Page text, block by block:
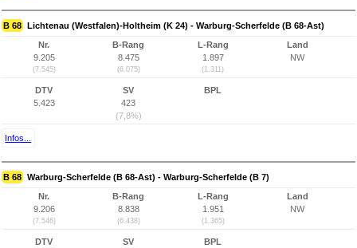
B 68 Lichtenau (Westfalen)-Holtheim (K 24) - Warburg-Scherfelde (B 68-Ast)
Nr.
9.205
(7.545)
B-Rang
8.475
(6.075)
L-Rang
1.897
(1.311)
Land
NW
DTV
5.423
SV
423
(7,8%)
BPL
Infos...
B 68 Warburg-Scherfelde (B 68-Ast) - Warburg-Scherfelde (B 7)
Nr.
9.206
(7.546)
B-Rang
8.838
(6.438)
L-Rang
1.951
(1.365)
Land
NW
DTV
SV
BPL